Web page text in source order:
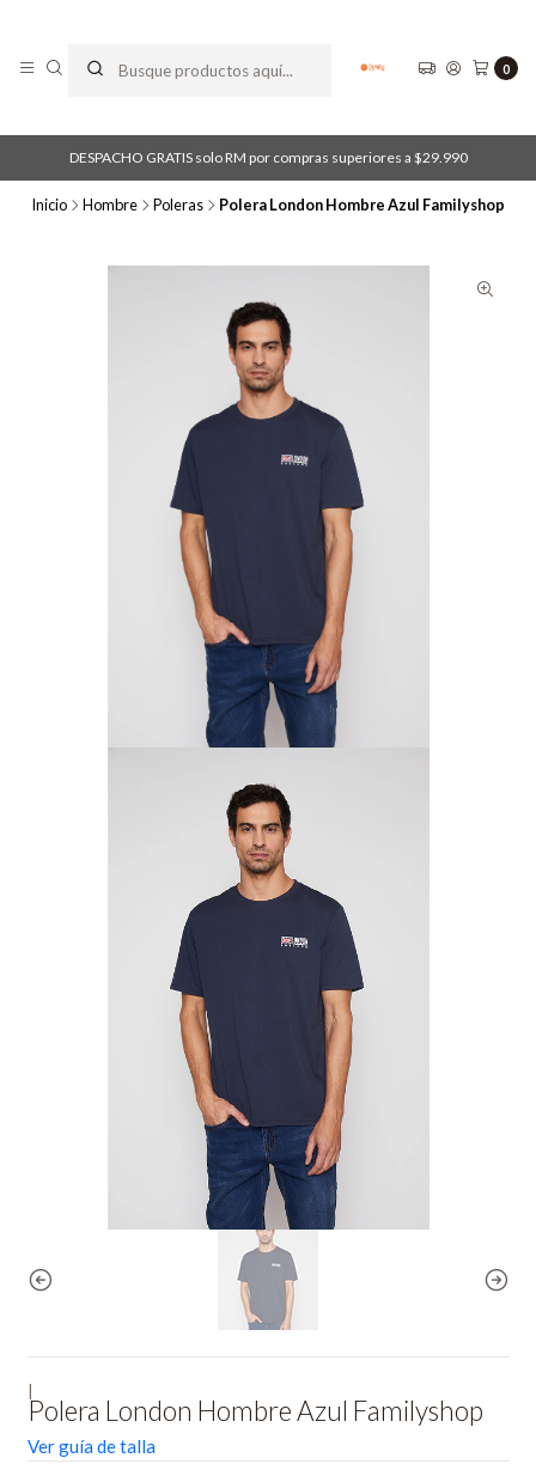
0
DESPACHO GRATIS solo RM por compras superiores a $29.990
Inicio Hombre Poleras Polera London Hombre Azul Familyshop
Polera London Hombre Azul Familyshop
Ver guía de talla